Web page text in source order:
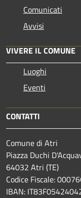
Comunicati
Avvisi
VIVERE IL COMUNE
Luoghi
Eventi
CONTATTI
Comune di Atri
Piazza Duchi
64032 Atri (TE)
Codice Fiscale:
IBAN: